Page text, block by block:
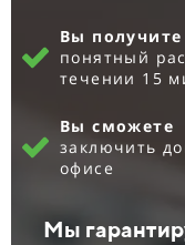
Вы получите
понятный
течении 15
Вы сможете
заключить
офисе
Мы